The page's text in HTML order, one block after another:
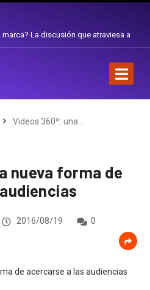
el sombrero en Corporación
Videos 360º: una…
nueva forma de
2016/08/19
0